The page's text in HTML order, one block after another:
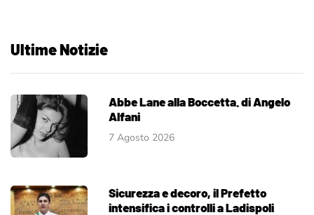
Ultime Notizie
Abbe Lane alla Boccetta. di Angelo
Alfani
7 Agosto 2026
Sicurezza e decoro, il Prefetto
intensifica i controlli a Ladispoli